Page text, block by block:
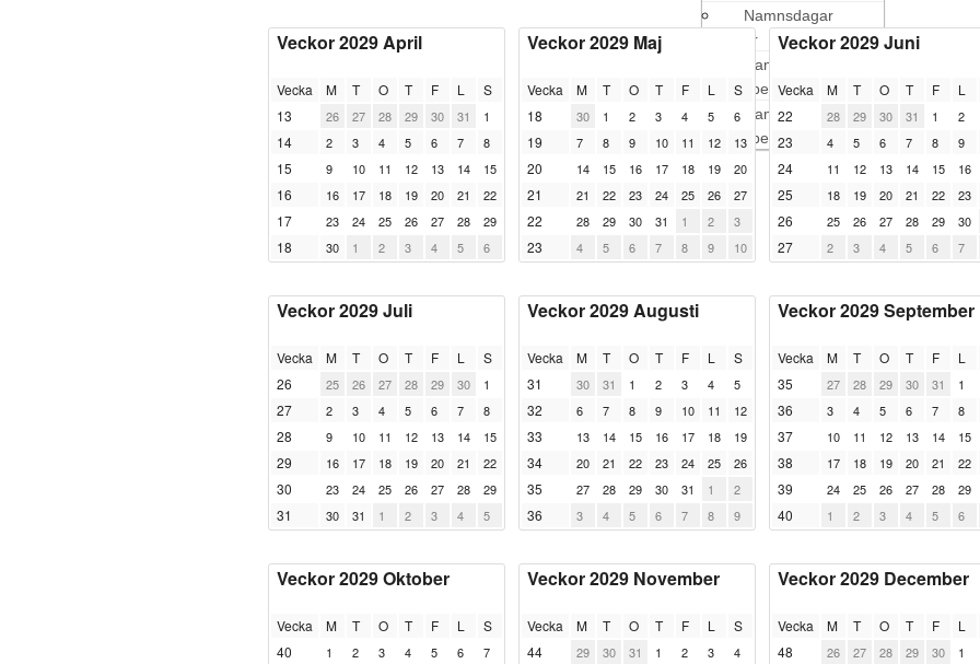
Namnsdagar
Oktober
Namnsdagar
November
Namnsdagar
December
Veckor 2029 April
Vecka M T O T F L
S
13
26 27 28 29 30 31 1
14 2 3 4 5 6 7 8
15 9 10 11 12 13 14 15
16 16 17 18 19 20 21 22
17 23 24 25 26 27 28 29
18 30 1 2 3 4 5 6
Veckor 2029 Maj
Vecka M T O T F L
S
18
30 1 2 3 4 5 6
19 7 8 9 10 11 12 13
20 14 15 16 17 18 19 20
21 21 22 23 24 25 26 27
22 28 29 30 31 1 2 3
23 4 5 6 7 8 9 10
Veckor 2029 Juni
Vecka M T O T F L
22
28 29 30 31 1 2
23 4 5 6 7 8 9
24 11 12 13 14 15 16
25 18 19 20 21 22 23
26 25 26 27 28 29 30
27 2 3 4 5 6 7
Veckor 2029 Juli
Vecka M T O T F L
S
26
25 26 27 28 29 30 1
27 2 3 4 5 6 7 8
28 9 10 11 12 13 14 15
29 16 17 18 19 20 21 22
30 23 24 25 26 27 28 29
31 30 31 1 2 3 4 5
Veckor 2029 Augusti
Vecka M T O T F L
S
31
30 31 1 2 3 4 5
32 6 7 8 9 10 11 12
33 13 14 15 16 17 18 19
34 20 21 22 23 24 25 26
35 27 28 29 30 31 1 2
36 3 4 5 6 7 8 9
Veckor 2029 September
Vecka M T O T F L
35
27 28 29 30 31 1
36 3 4 5 6 7 8
37 10 11 12 13 14 15
38 17 18 19 20 21 22
39 24 25 26 27 28 29
40 1 2 3 4 5 6
Veckor 2029 Oktober
Vecka M T O T F L
S
40
1 2 3 4 5 6 7
Veckor 2029 November
Vecka M T O T F L
S
44
29 30 31 1 2 3 4
Veckor 2029 December
Vecka M T O T F L
48
26 27 28 29 30 1